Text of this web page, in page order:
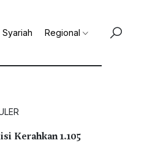
Syariah Regional
Kerahkan 1.105